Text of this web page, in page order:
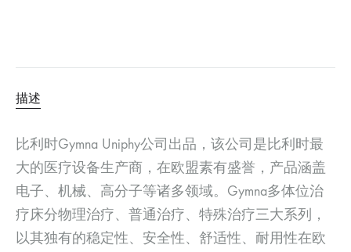
描述
比利时Gymna Uniphy公司出品，该公司是比利时最
大的医疗设备生产商，在欧盟素有盛誉，产品涵盖
电子、机械、高分子等诸多领域。Gymna多体位治
疗床分物理治疗、普通治疗、特殊治疗三大系列，
以其独有的稳定性、安全性、舒适性、耐用性在欧